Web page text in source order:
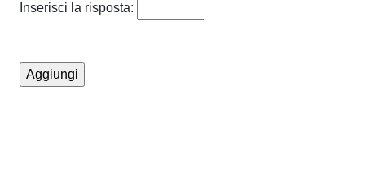
Inserisci la risposta: